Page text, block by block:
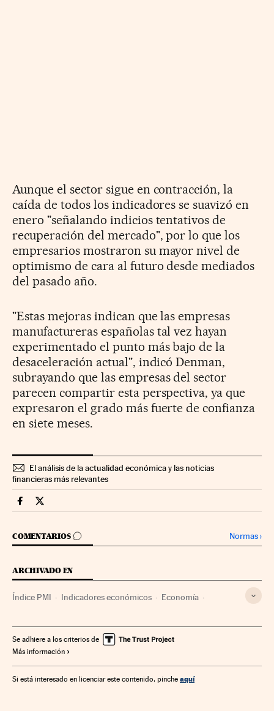
Aunque el sector sigue en contracción, la
caída de todos los indicadores se suavizó en
enero "señalando indicios tentativos de
recuperación del mercado", por lo que los
empresarios mostraron su mayor nivel de
optimismo de cara al futuro desde mediados
del pasado año.
"Estas mejoras indican que las empresas
manufactureras españolas tal vez hayan
experimentado el punto más bajo de la
desaceleración actual", indicó Denman,
subrayando que las empresas del sector
parecen compartir esta perspectiva, ya que
expresaron el grado más fuerte de confianza
en siete meses.
El análisis de la actualidad económica y las noticias
financieras más relevantes
Economia Cinco Días en Facebook
Economia Cinco Días en Twitter
COMENTARIOS
IR A LOS COMENTARIOS Normas›
ARCHIVADO EN
Índice PMI Indicadores económicos Economía
Se adhiere a los criterios de
Más información
Si está interesado en licenciar este contenido, pinche aquí